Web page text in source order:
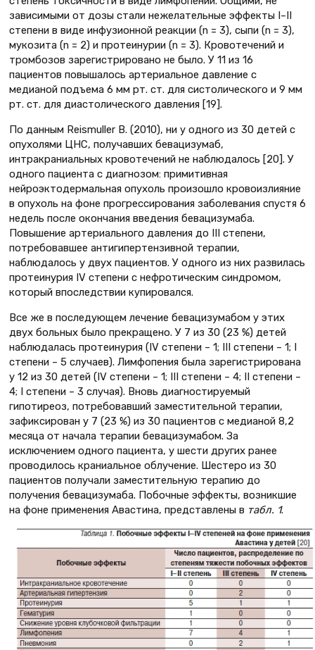
зависимыми от дозы стали нежелательные эффекты I–II
степени в виде инфузионной реакции (n = 3), сыпи (n = 3),
мукозита (n = 2) и протеинурии (n = 3). Кровотечений и
тромбозов зарегистрировано не было. У 11 из 16
пациентов повышалось артериальное давление с
медианой подъема 6 мм рт. ст. для систолического и 9 мм
рт. ст. для диастолического давления [19].
По данным Reismuller B. (2010), ни у одного из 30 детей с
опухолями ЦНС, получавших бевацизумаб,
интракраниальных кровотечений не наблюдалось [20]. У
одного пациента с диагнозом: примитивная
нейроэктодермальная опухоль произошло кровоизлияние
в опухоль на фоне прогрессирования заболевания спустя 6
недель после окончания введения бевацизумаба.
Повышение артериального давления до III степени,
потребовавшее антигипертензивной терапии,
наблюдалось у двух пациентов. У одного из них развилась
протеинурия IV степени с нефротическим синдромом,
который впоследствии купировался.
Все же в последующем лечение бевацизумабом у этих
двух больных было прекращено. У 7 из 30 (23 %) детей
наблюдалась протеинурия (IV степени – 1; III степени – 1; I
степени – 5 случаев). Лимфопения была зарегистрирована
у 12 из 30 детей (IV степени – 1; III степени – 4; II степени –
4; I степени – 3 случая). Вновь диагностируемый
гипотиреоз, потребовавший заместительной терапии,
зафиксирован у 7 (23 %) из 30 пациентов с медианой 8,2
месяца от начала терапии бевацизумабом. За
исключением одного пациента, у шести других ранее
проводилось краниальное облучение. Шестеро из 30
пациентов получали заместительную терапию до
получения бевацизумаба. Побочные эффекты, возникшие
на фоне применения Авастина, представлены в табл. 1.